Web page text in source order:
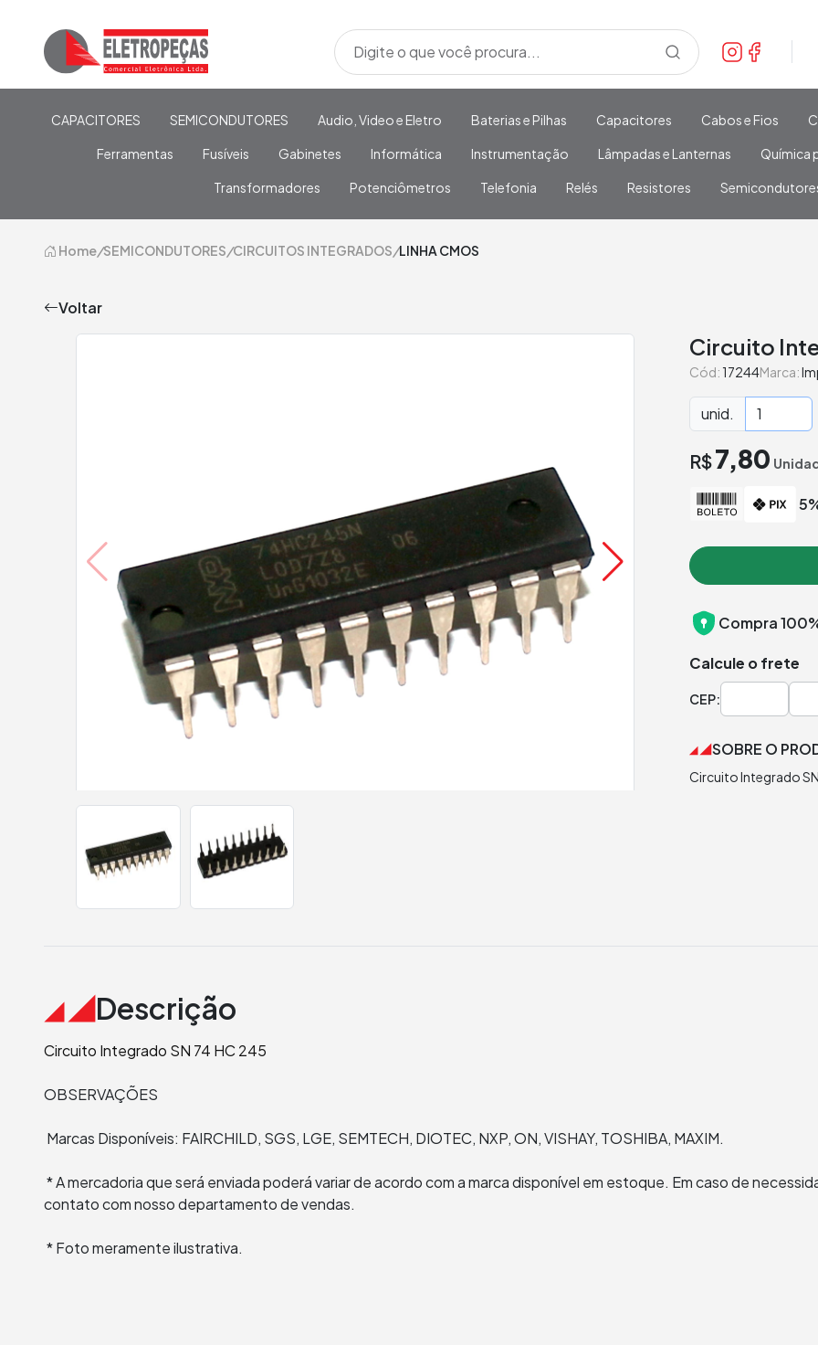
CAPACITORES SEMICONDUTORES Audio, Video e Eletro Baterias e Pilhas Capacitores Cabos e Fios
Ferramentas Fusíveis Gabinetes Informática Instrumentação Lâmpadas e Lanternas Química
Transformadores Potenciômetros Telefonia Relés Resistores
Home/SEMICONDUTORES/CIRCUITOS INTEGRADOS/LINHA CMOS
Voltar
Circuito
Cód:17244Marca:
unid.
R$7,80
Compra
Calcule o frete
CEP:
SOBRE O
Circuito Integrado
Descrição
Circuito Integrado SN 74 HC 245
OBSERVAÇÕES
Marcas Disponíveis: FAIRCHILD, SGS, LGE, SEMTECH, DIOTEC, NXP, ON, VISHAY, TOSHIBA, MAXIM.
* A mercadoria que será enviada poderá variar de acordo com a marca disponível em estoque. Em caso de
contato com nosso departamento de vendas.
* Foto meramente ilustrativa.